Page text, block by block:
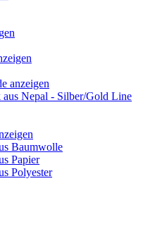
anzeigen
Nepal - Silber/Gold Line
Baumwolle
Papier
Polyester